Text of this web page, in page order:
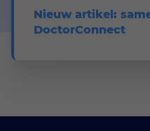
Nieuw artikel:
DoctorConnect